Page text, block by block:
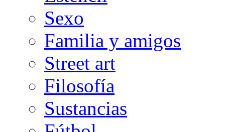
Sexo
Familia y amigos
Street art
Filosofía
Sustancias